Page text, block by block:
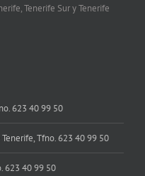
Tenerife Sur y Tenerife
623 40 99 50
Tfno. 623 40 99 50
623 40 99 50